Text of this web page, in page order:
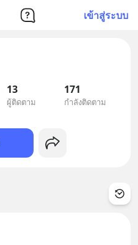
เข้าสู่ระบบ
13
ผู้ติดตาม
171
กำลังติดตาม